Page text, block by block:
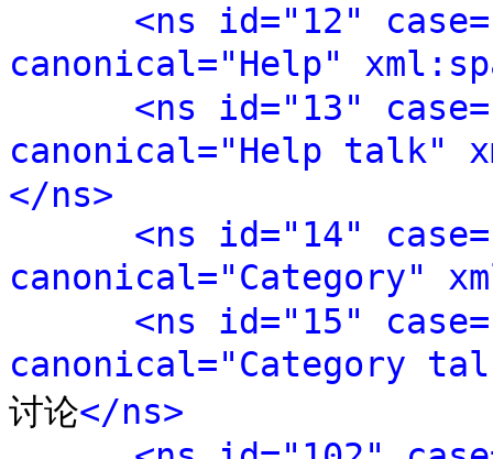
<ns id="12"
canonical="Help"
<ns id="13"
canonical="Help talk"
</ns>
<ns id="14"
canonical="Category"
<ns id="15"
canonical="Category
讨论</ns>